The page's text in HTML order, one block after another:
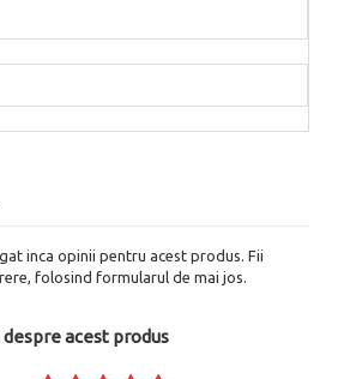
inca opinii pentru acest produs. Fii
folosind formularul de mai jos.
acest produs